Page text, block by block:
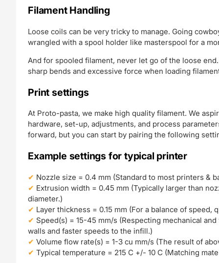
Filament Handling
Loose coils can be very tricky to manage. Going
wrangled with a spool holder like masterspool for a
And for spooled filament, never let go of the loose
sharp bends and excessive force when loading
Print settings
At Proto-pasta, we make high quality filament. We
hardware, set-up, adjustments, and process
forward, but you can start by pairing the following
Example settings for typical printer
Nozzle size = 0.4 mm (Standard to most printers &
Extrusion width = 0.45 mm (Typically larger than
diameter.)
Layer thickness = 0.15 mm (For a balance of speed,
Speed(s) = 15-45 mm/s (Respecting mechanical
walls and faster speeds to the infill.)
Volume flow rate(s) = 1-3 cu mm/s (The result of
Typical temperature = 215 C +/- 10 C (Matching